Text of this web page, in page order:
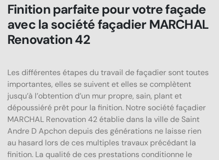
Finition parfaite pour votre façade
avec la société façadier MARCHAL
Renovation 42
Les différentes étapes du travail de façadier sont toutes
importantes, elles se suivent et elles se complètent
jusqu’à l’obtention d’un mur propre, sain, plant et
dépoussiéré prêt pour la finition. Notre société façadier
MARCHAL Renovation 42 établie dans la ville de Saint
Andre D Apchon depuis des générations ne laisse rien
au hasard lors de ces multiples travaux précédant la
finition. La qualité de ces prestations conditionne le